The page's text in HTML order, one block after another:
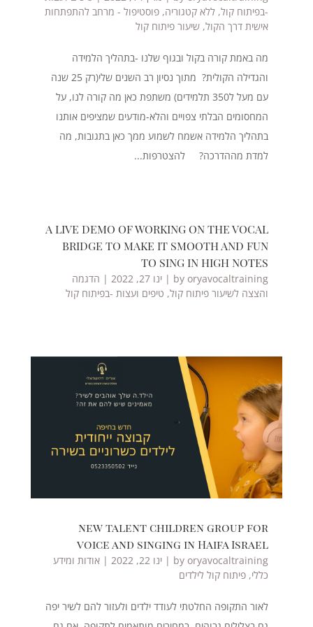
-בפיתוח קול, ללא קטגוריה, פוסטיפול - מרחב להתפתחות
אישית דרך הקול, שיעור פיתוח קול
מה באמת קורה בקול ובגוף שלנו -בתהליך הלמידה
והגדילה הקולית? מתוך נסיון רב השנים שלי(רק 25 שנה
עם מעל ל350 תלמידים) משתפת כאן מה קורה לנו, על
המחסומים הבלתי צפויים והלא-מודעים שמציפים אותנו
בתהליך הלמידה אשמח לשמוע ממך כאן בתגובות, מה
למדת מההדרכה? להצטרפות...
A LIVE DEMO OF WORKING ON THE VOCAL
BRIDGE TO MAKE IT SMOOTH AND FUN
TO SING IN HIGH NOTES
by oryavocaltraining
| ינו 27, 2022 | הדגמה
והצצה לשיעור פיתוח קול, טיפים ועצות -בפיתוח קול
new talent children group for
voice and singing in Haifa Israel
by oryavocaltraining
| ינו 22, 2022 | אודות ומידע
כללי, פיתוח קול לילדים
לאור התקופה החלטתי לעודד ילדים ולעזור להם לשיר יפה